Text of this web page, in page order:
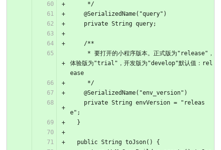
     */
    @SerializedName("query")
    private String query;
    /**
体验版为"trial"，开发版为"develop"默认值：rel
ease
     */
    @SerializedName("env_version")
e";
  }
  public String toJson() {